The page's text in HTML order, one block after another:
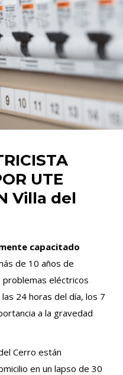
UTE
Villa del
capacitado
de 10 años de
problemas eléctricos
24 horas del día, los 7
a la gravedad
Cerro están
en un lapso de 30